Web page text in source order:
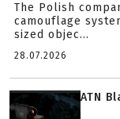
The Polish
camouflage
sized objec...
28.07.2026
ATN